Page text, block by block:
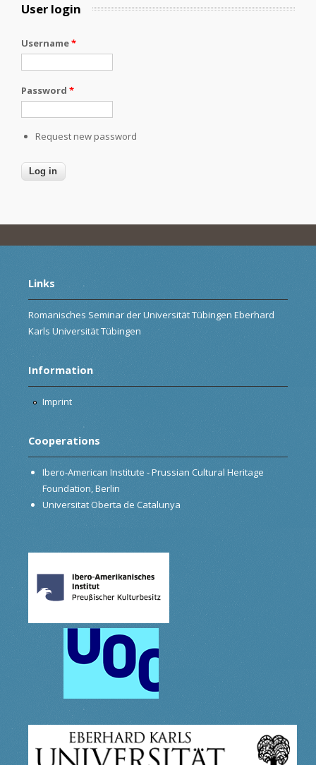
User login
Username*
Password *
Request new password
Links
Romanisches Seminar der Universität Tübingen Eberhard
Karls Universität Tübingen
Information
Imprint
Cooperations
Ibero-American Institute - Prussian Cultural Heritage
Foundation, Berlin
Universitat Oberta de Catalunya